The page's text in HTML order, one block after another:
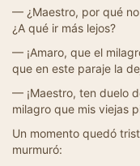
— ¿Maestro, por qué
¿A qué ir más lejos?
— ¡Amaro, que el
que en este paraje la
— ¡Maestro, ten duelo
milagro que mis viejas
Un momento quedó
murmuró: